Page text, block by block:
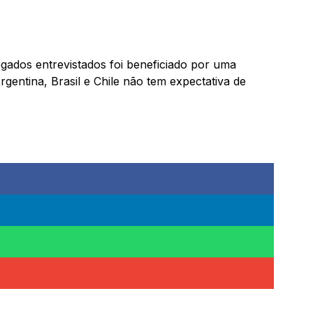
entrevistados foi beneficiado por uma
Brasil e Chile não tem expectativa de